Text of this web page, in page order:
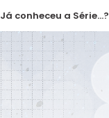
Já conheceu a Série...?